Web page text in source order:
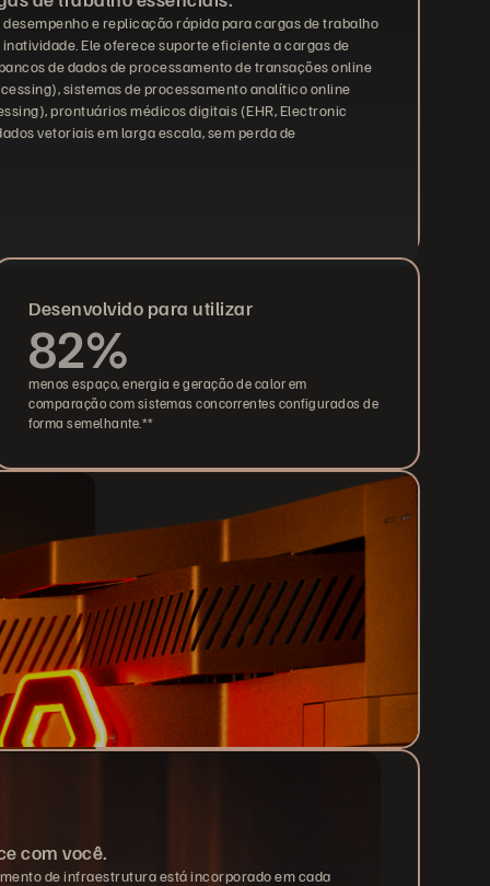
e replicação rápida para cargas de trabalho
Ele oferece suporte eficiente a cargas de
de dados de processamento de transações online
sistemas de processamento analítico online
prontuários médicos digitais (EHR, Electronic
vetoriais em larga escala, sem perda de
Desenvolvido para utilizar
82%
menos espaço, energia e geração de calor em
comparação com sistemas concorrentes configurados de
forma semelhante.**
com você.
de infraestrutura está incorporado em cada